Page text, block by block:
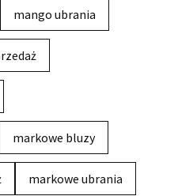
mango ubrania
markowe bluzy
markowe ubrania